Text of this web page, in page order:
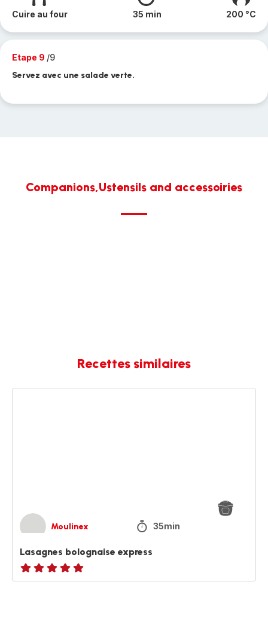
Cuire au four 35 min 200 °C
Etape 9 /9
Servez avec une salade verte.
Companions,Ustensils and accessoiries
Recettes similaires
Moulinex 35min
Lasagnes bolognaise express
ratings.NaN